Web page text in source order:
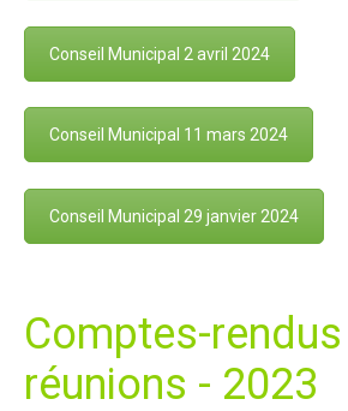
Conseil Municipal 2 avril 2024
Conseil Municipal 11 mars 2024
Conseil Municipal 29 janvier 2024
Comptes-
réunions - 2023